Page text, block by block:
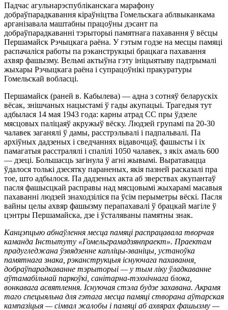
Падчас агульнарэспубліканскага марафону
добраўпарадкавання кіраўніцтва Гомельскага аблвыканкама
арганізавала маштабны працоўны дэсант па
добраўпарадкаванні тэрыторыі памятнага пахавання ў вёсцы
Першамайск Рэчыцкага раёна. У гэтым годзе на месцы памяці
распачаліся работы па рэканструкцыі брацкага пахавання
ахвяр фашызму. Вельмі актыўна гэту ініцыятыву падтрымалі
жыхары Рэчыцкага раёна і супрацоўнікі пракуратуры
Гомельскай вобласці.
Першамайск (раней в. Кабылева) — адна з сотняў беларускіх
вёсак, знішчаных нацыстамі ў гады акупацыі. Трагедыя тут
адбылася 14 мая 1943 года: карны атрад СС пры ўдзеле
мясцовых паліцаяў акружыў вёску. Людзей групамі па 20-30
чалавек заганялі ў дамы, расстрэльвалі і падпальвалі. Па
архіўных дадзеных і сведчаннях відавочцаў, фашысты і іх
памагатыя расстралялі і спалілі 1050 чалавек, з якіх амаль 600
— дзеці. Большасць загінула ў агні жывымі. Выратавацца
ўдалося толькі дзесятку параненых, якія пазней расказалі пра
тое, што адбылося. Па дадзеных акта аб зверствах акупантаў
пасля фашысцкай расправы над мясцовымі жыхарамі масавыя
пахаванні людзей знаходзіліся па ўсім перыметры вёскі. Пасля
вайны целы ахвяр фашызму перапахавалі ў брацкай магіле ў
цэнтры Першамайска, дзе і ўсталяваны памятны знак.
Канцэпцыю абнаўлення месца памяці распрацавала творчая
каманда Інстытуту «Гомельграмадзянпраект». Праектам
прадугледжана ўзвядзенне капліцы-званіцы, устаноўка
памятнага знака, рэканструкцыя існуючага пахавання,
добраўпарадкаванне тэрыторыі — у тым ліку ўладкаванне
аўтамабільнай паркоўкі, санітарна-тэхнічнага блока,
вонкавага асвятлення. Існуючая стэла будзе захавана. Акрамя
таго спецыяльна для гэтага месца памяці створана аўтарская
кампазіцыя — сімвал жалобы і памяці аб ахвярах фашызму —